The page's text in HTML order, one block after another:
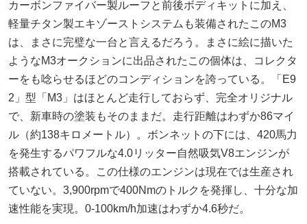
カーボンファイバー製ルーフと前後ボディキットに加え、
軽量チタン製エキゾーストシステムも装備されたこのM3
は、まさに完璧な一台と言えるだろう。まさに絵に描いた
ようなM3オークションに出品されたこの個体は、コレクタ
ーをも唸らせるほどのコンディションを誇っている。「E9
2」型「M3」はほとんど走行しておらず、完全オリジナル
で、新車時の塗装もそのままだ。走行距離はわずか86マイ
ル（約138キロメートル）。ボンネットの下には、420馬力
を発生するパワフルな4.0リッター自然吸気V8エンジンが
搭載されている。この仕様のエンジンは現在では生産され
ていない。3,900rpmで400Nmのトルクを発揮し、十分な加
速性能を実現。0-100km/h加速はわずか4.6秒だ。